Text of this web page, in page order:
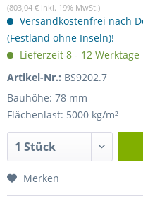
(803,04 € inkl. 19% MwSt.)
Versandkostenfrei nach
(Festland ohne Inseln)!
Lieferzeit 8 - 12 Werktage
Artikel-Nr.: BS9202.7
Bauhöhe: 78 mm
Flächenlast: 5000 kg/m²
Merken